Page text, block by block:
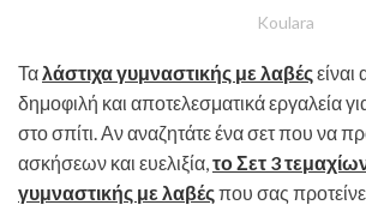
Koulara
Ταλάστιχα γυμναστικής με λαβές
δημοφιλή και αποτελεσματικά εργαλεία
στο σπίτι. Αν αναζητάτε ένα σετ που να
ασκήσεων και ευελιξία,το Σετ 3
γυμναστικής με λαβέςπου σας